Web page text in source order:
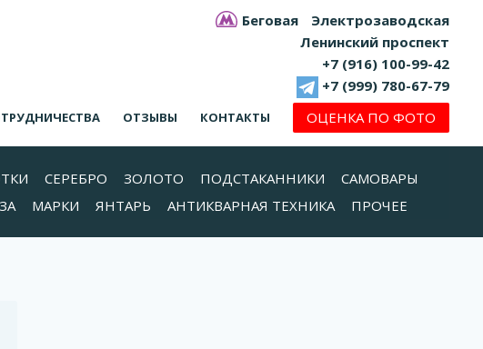
Беговая
Электрозаводская
Ленинский проспект
+7 (916) 100-99-42
+7 (999) 780-67-79
ОТЗЫВЫ КОНТАКТЫ ОЦЕНКА ПО ФОТО
СЕРЕБРО ЗОЛОТО ПОДСТАКАННИКИ
САМОВАРЫ
МАРКИ ЯНТАРЬ АНТИКВАРНАЯ ТЕХНИКА ПРОЧЕЕ